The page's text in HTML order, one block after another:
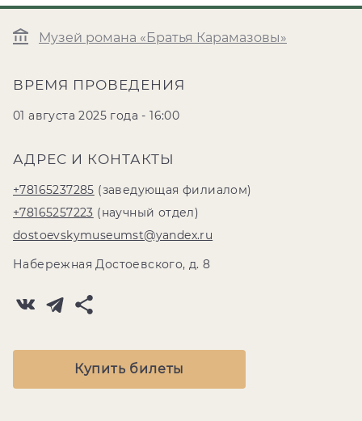
Музей романа «Братья Карамазовы»
ВРЕМЯ ПРОВЕДЕНИЯ
01 августа 2025 года - 16:00
АДРЕС И КОНТАКТЫ
+78165237285 (заведующая филиалом)
+78165257223 (научный отдел)
dostoevskymuseumst@yandex.ru
Набережная Достоевского, д. 8
Купить билеты